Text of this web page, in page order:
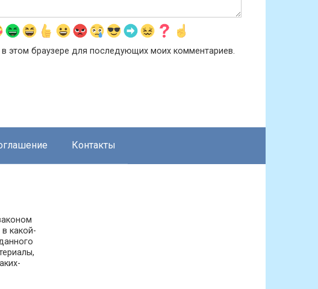
этом браузере для последующих моих комментариев.
Контакты
какой-